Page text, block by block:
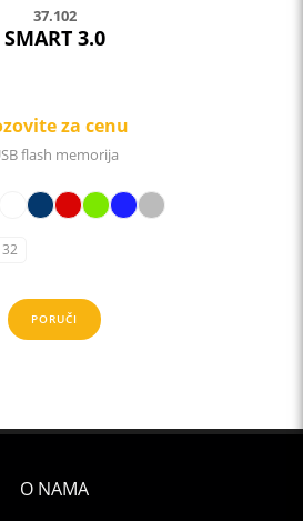
37.102
SMART 3.0
za cenu
flash memorija
PORUČI
32
O NAMA